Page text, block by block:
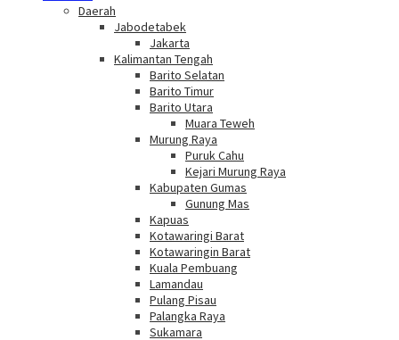
Daerah
Jabodetabek
Jakarta
Kalimantan Tengah
Barito Selatan
Barito Timur
Barito Utara
Muara Teweh
Murung Raya
Puruk Cahu
Kejari Murung Raya
Kabupaten Gumas
Gunung Mas
Kapuas
Kotawaringi Barat
Kotawaringin Barat
Kuala Pembuang
Lamandau
Pulang Pisau
Palangka Raya
Sukamara